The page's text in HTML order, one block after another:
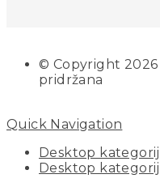
© Copyright 2026
pridržana
Quick Navigation
Desktop
Desktop